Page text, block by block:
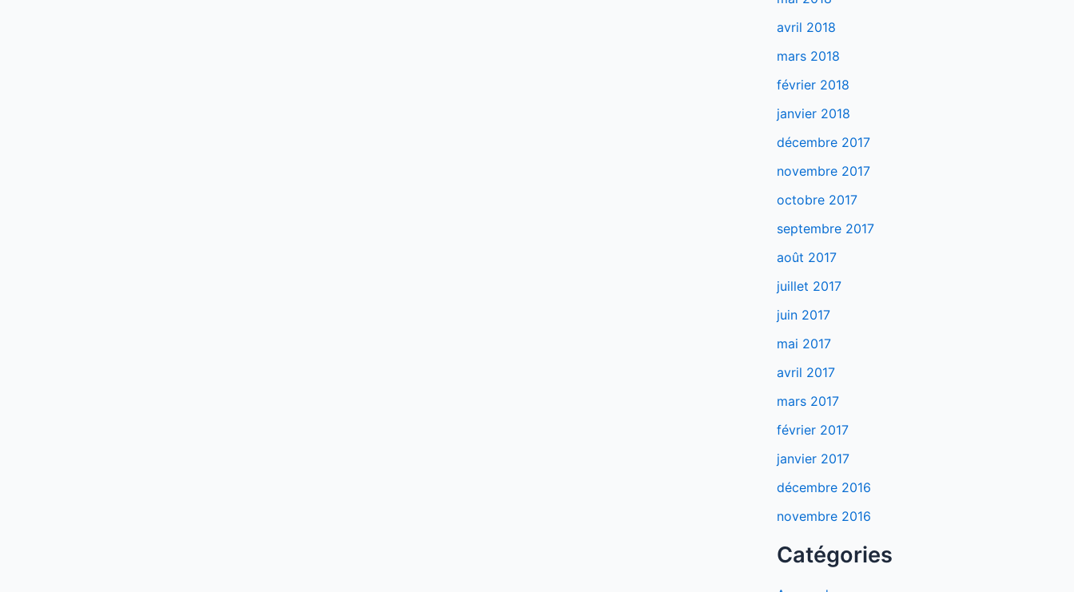
avril 2018
mars 2018
février 2018
janvier 2018
décembre 2017
novembre 2017
octobre 2017
septembre 2017
août 2017
juillet 2017
juin 2017
mai 2017
avril 2017
mars 2017
février 2017
janvier 2017
décembre 2016
novembre 2016
Catégories